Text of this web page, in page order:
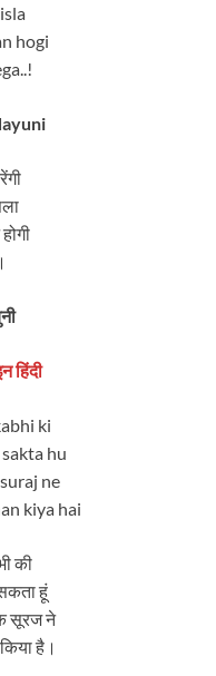
hogi
हिंदी
ki
hu
ne
kiya hai
की
हूं
सूरज ने
है।